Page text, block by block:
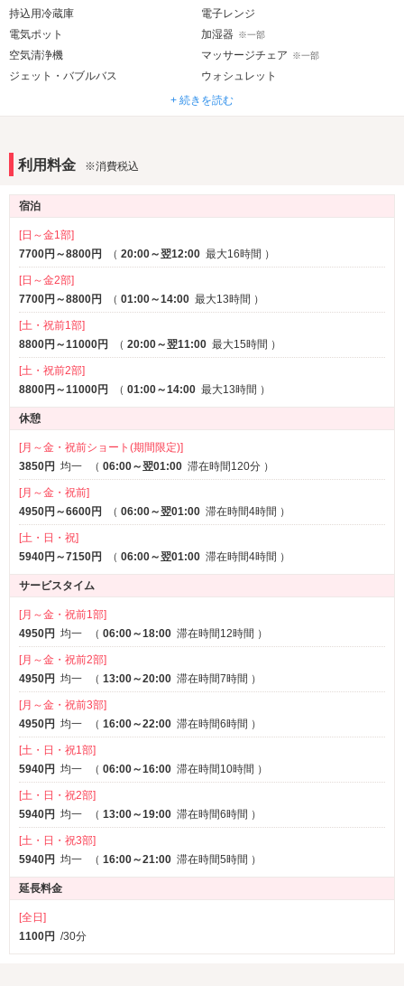
持込用冷蔵庫
電子レンジ
電気ポット
加湿器 ※一部
空気清浄機 マッサージチェア ※一部
ジェット・バブルバス ウォシュレット
Wi-Fi
iPhone充電器
ブルーレイプレーヤー
アメニティ
セレクトシャンプー
カールドライヤー
ヘアアイロン
コスプレ
サービス
ルームサービス
+ 続きを読む
利用料金 ※消費税込
宿泊
[日～金1部]
7700円～8800円
（ 20:00～翌12:00 最大16時間 ）
[日～金2部]
7700円～8800円
（ 01:00～14:00 最大13時間 ）
[土・祝前1部]
8800円～11000円
（ 20:00～翌11:00 最大15時間 ）
[土・祝前2部]
8800円～11000円
（ 01:00～14:00 最大13時間 ）
休憩
[月～金・祝前ショート(期間限定)]
3850円 均一 （ 06:00～翌01:00 滞在時間120分 ）
[月～金・祝前]
4950円～6600円
（ 06:00～翌01:00 滞在時間4時間 ）
[土・日・祝]
5940円～7150円
（ 06:00～翌01:00 滞在時間4時間 ）
サービスタイム
[月～金・祝前1部]
4950円 均一 （ 06:00～18:00 滞在時間12時間 ）
[月～金・祝前2部]
4950円 均一 （ 13:00～20:00 滞在時間7時間 ）
[月～金・祝前3部]
4950円 均一 （ 16:00～22:00 滞在時間6時間 ）
[土・日・祝1部]
5940円 均一 （ 06:00～16:00 滞在時間10時間 ）
[土・日・祝2部]
5940円 均一 （ 13:00～19:00 滞在時間6時間 ）
[土・日・祝3部]
5940円 均一 （ 16:00～21:00 滞在時間5時間 ）
延長料金
[全日]
1100円 /30分